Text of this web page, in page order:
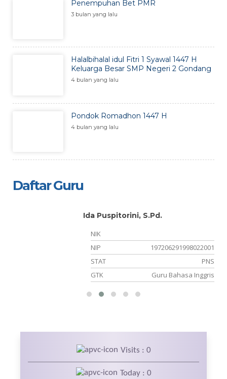
Penempuhan Bet PMR
3 bulan yang lalu
Halalbihalal idul Fitri 1 Syawal 1447 H
Keluarga Besar SMP Negeri 2 Gondang
4 bulan yang lalu
Pondok Romadhon 1447 H
4 bulan yang lalu
Daftar Guru
Ida Puspitorini, S.Pd.
NIK
NIP
197206291998022001
STAT
PNS
GTK
Guru Bahasa Inggris
Visits : 0
Today : 0